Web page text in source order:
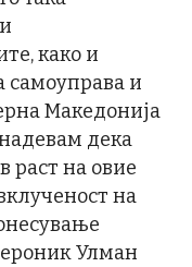
како и
самоуправа и
Македонија
дека
раст на овие
на
Улман